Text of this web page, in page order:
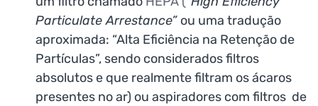
Particulate Arrestance” ou uma tradução
aproximada: “Alta Eficiência na Retenção de
Partículas”, sendo considerados filtros
absolutos e que realmente filtram os ácaros
presentes no ar) ou aspiradores com filtros de